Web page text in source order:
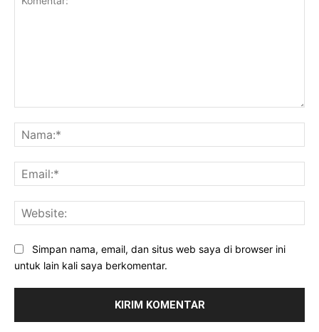
Simpan nama, email, dan situs web saya di browser ini
untuk lain kali saya berkomentar.